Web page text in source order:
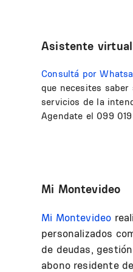
Asistente virtual
Consultá por
que necesites saber
servicios de la
Agendate el 099
Mi Montevideo
Mi Montevideo
personalizados
de deudas,
abono residente de